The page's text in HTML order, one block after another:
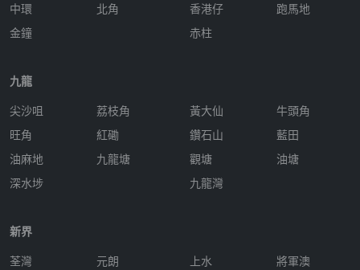
中環
金鐘
北角
香港仔
赤柱
跑馬地
九龍
尖沙咀
旺角
油麻地
深水埗
荔枝角
紅磡
九龍塘
黃大仙
鑽石山
觀塘
九龍灣
牛頭角
藍田
油塘
新界
荃灣
元朗
上水
將軍澳